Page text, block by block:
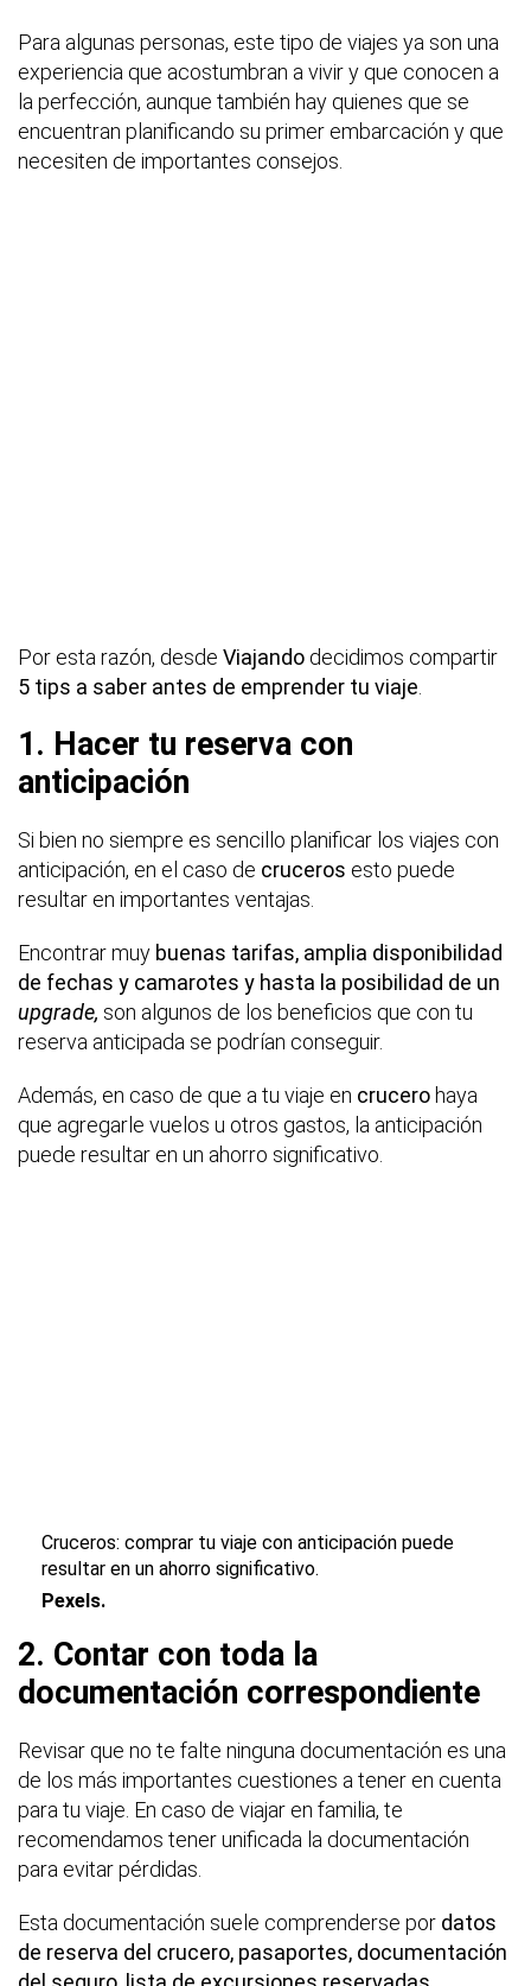
Para algunas personas, este tipo de viajes ya son una
experiencia que acostumbran a vivir y que conocen a
la perfección, aunque también hay quienes que se
encuentran planificando su primer embarcación y que
necesiten de importantes consejos.
Por esta razón, desde Viajando decidimos compartir
5 tips a saber antes de emprender tu viaje
1. Hacer tu reserva con
anticipación
Si bien no siempre es sencillo planificar los viajes con
anticipación, en el caso de cruceros esto puede
resultar en importantes ventajas.
Encontrar muy buenas tarifas, amplia disponibilidad
de fechas y camarotes y hasta la posibilidad de un
upgrade, son algunos de los beneficios que con tu
reserva anticipada se podrían conseguir.
Además, en caso de que a tu viaje en crucero haya
que agregarle vuelos u otros gastos, la anticipación
puede resultar en un ahorro significativo.
Cruceros: comprar tu viaje con anticipación puede
resultar en un ahorro significativo.
Pexels.
2. Contar con toda la
documentación correspondiente
Revisar que no te falte ninguna documentación es una
de los más importantes cuestiones a tener en cuenta
para tu viaje. En caso de viajar en familia, te
recomendamos tener unificada la documentación
para evitar pérdidas.
Esta documentación suele comprenderse por datos
de reserva del crucero, pasaportes, documentación